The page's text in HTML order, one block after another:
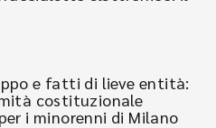
e fatti di lieve entità:
costituzionale
i minorenni di Milano